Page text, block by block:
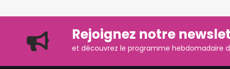
Rejoignez notre
et découvrez le programme hebdomadaire